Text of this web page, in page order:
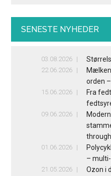
SENESTE NYHEDER
03.08.2026
22.06.2026
orden
15.06.2026
Fra
09.06.2026
01.06.2026
–
21.05.2026 Ozon i